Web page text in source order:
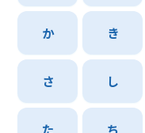
か き
さ し
た ち